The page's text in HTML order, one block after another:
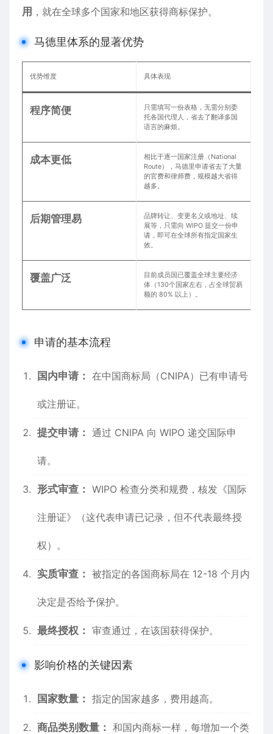
用 ，就在全球多个国家和地区获得商标保护。
马德里体系的显著优势
优势维度 具体表现
程序简便
只需填写一份表格，无需分别委
托各国代理人，省去了翻译多国
语言的麻烦。
成本更低
相比于逐一国家注册（National
Route），马德里申请省去了大量
的官费和律师费，规模越大省得
越多。
后期管理易
品牌转让、变更名义或地址、续
展等，只需向 WIPO 提交一份申
请，即可在全球所有指定国家生
效。
覆盖广泛
目前成员国已覆盖全球主要经济
体（130个国家左右，占全球贸易
额的 80% 以上）。
申请的基本流程
国内申请： 在中国商标局（CNIPA）已有申请号
或注册证。
提交申请： 通过 CNIPA 向 WIPO 递交国际申
请。
形式审查： WIPO 检查分类和规费，核发《国际
注册证》（这代表申请已记录，但不代表最终授
权）。
实质审查： 被指定的各国商标局在 12-18 个月内
决定是否给予保护。
最终授权： 审查通过，在该国获得保护。
影响价格的关键因素
国家数量： 指定的国家越多，费用越高。
商品类别数量： 和国内商标一样，每增加一个类